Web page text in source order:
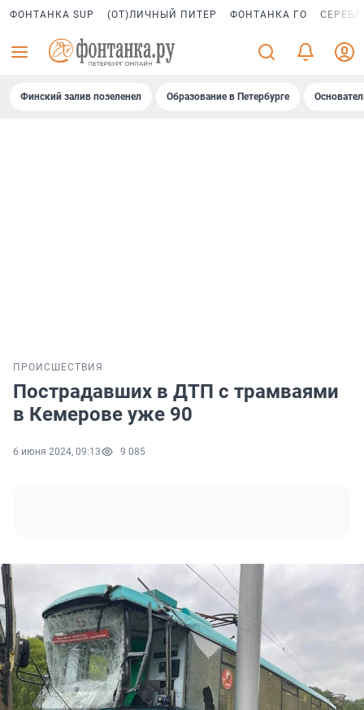
ФОНТАНКА SUP (ОТ)ЛИЧНЫЙ ПИТЕР ФОНТАНКА ГО
Финский залив позеленел Образование в Петербурге
ПРОИСШЕСТВИЯ
Пострадавших в ДТП с трамваями
в Кемерове уже 90
6 июня 2024, 09:13 9 085